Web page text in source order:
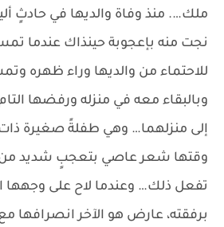
ملك…. منذ وفاة والديها في حادثٍ
نجت منه بإعجوبة حينذاك عندما
للاحتماء من والديها وراء ظهره
وبالبقاء معه في منزله ورفضها
إلى منزلهما… وهي طفلةً صغيرة
وقتها شعر عاصي بتعجبٍ شديد من
تفعل ذلك… وعندما لاح على وجهها
برفقته، عارض هو الآخر انصرافها